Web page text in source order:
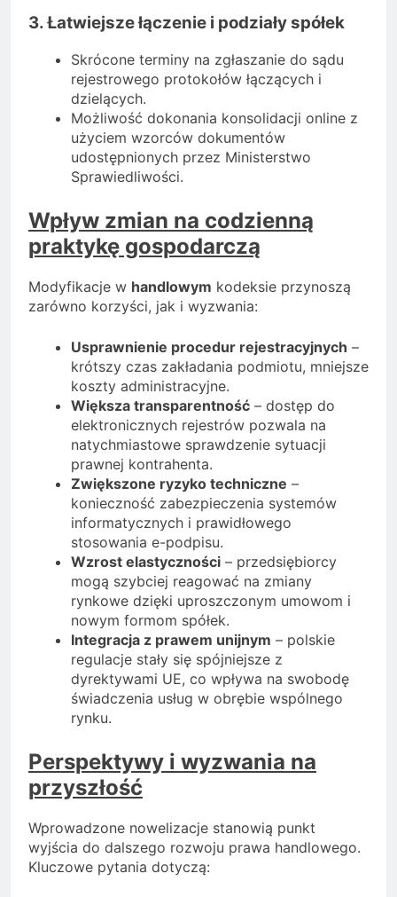
3. Łatwiejsze łączenie i podziały spółek
Skrócone terminy na zgłaszanie do sądu
rejestrowego protokołów łączących i
dzielących.
Możliwość dokonania konsolidacji online z
użyciem wzorców dokumentów
udostępnionych przez Ministerstwo
Sprawiedliwości.
Wpływ zmian na codzienną
praktykę gospodarczą
Modyfikacje w handlowym kodeksie przynoszą
zarówno korzyści, jak i wyzwania:
Usprawnienie procedur rejestracyjnych –
krótszy czas zakładania podmiotu, mniejsze
koszty administracyjne.
Większa transparentność – dostęp do
elektronicznych rejestrów pozwala na
natychmiastowe sprawdzenie sytuacji
prawnej kontrahenta.
Zwiększone ryzyko techniczne –
konieczność zabezpieczenia systemów
informatycznych i prawidłowego
stosowania e-podpisu.
Wzrost elastyczności – przedsiębiorcy
mogą szybciej reagować na zmiany
rynkowe dzięki uproszczonym umowom i
nowym formom spółek.
Integracja z prawem unijnym – polskie
regulacje stały się spójniejsze z
dyrektywami UE, co wpływa na swobodę
świadczenia usług w obrębie wspólnego
rynku.
Perspektywy i wyzwania na
przyszłość
Wprowadzone nowelizacje stanowią punkt
wyjścia do dalszego rozwoju prawa handlowego.
Kluczowe pytania dotyczą: